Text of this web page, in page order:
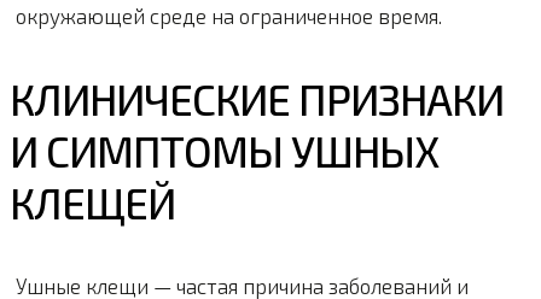
окружающей среде на ограниченное время.
КЛИНИЧЕСКИЕ ПРИЗНАКИ
И СИМПТОМЫ УШНЫХ
КЛЕЩЕЙ
Ушные клещи — частая причина заболеваний и